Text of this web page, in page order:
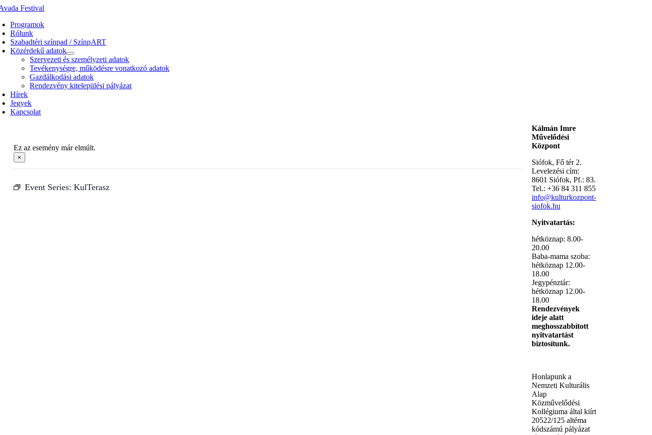
Kihagyás
Programok
Rólunk
Szabadtéri színpad / SzínpART
Közérdekű adatok
Szervezeti és személyzeti adatok
Tevékenységre, működésre vonatkozó adatok
Gazdálkodási adatok
Rendezvény kitelepülési pályázat
Hírek
Jegyek
Kapcsolat
Ez az esemény már elmúlt.
×
Event Series: KulTerasz
Kálmán Imre
Művelődési
Központ
Siófok, Fő tér 2.
Levelezési cím:
8601 Siófok, Pf.: 83.
Tel.: +36 84 311 855
info@kulturkozpont-
siofok.hu
Nyitvatartás:
hétköznap: 8.00-
20.00
Baba-mama szoba:
hétköznap 12.00-
18.00
Jegypénztár:
hétköznap 12.00-
18.00
Rendezvények
ideje alatt
meghosszabbított
nyitvatartást
biztosítunk.
Honlapunk a
Nemzeti Kulturális
Alap
Közművelődési
Kollégiuma által kiírt
20522/125 altéma
kódszámú pályázat